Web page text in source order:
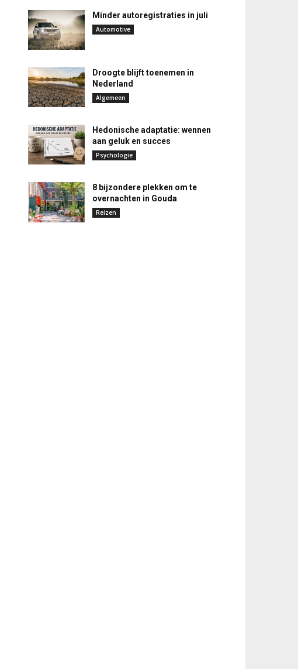
Minder autoregistraties in juli
Automotive
Droogte blijft toenemen in
Nederland
Algemeen
Hedonische adaptatie: wennen
aan geluk en succes
Psychologie
8 bijzondere plekken om te
overnachten in Gouda
Reizen